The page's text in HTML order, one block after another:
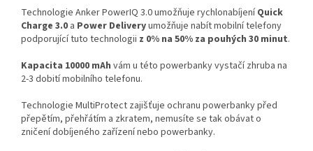
Technologie Anker PowerIQ 3.0 umožňuje rychlonabíjeníQuick
Charge 3.0 a Power Deliveryumožňuje nabít mobilní telefony
podporující tuto technologii z 0% na 50% za pouhých 30 minut.
Kapacita 10000 mAh vám u této powerbanky vystačí zhruba na
2-3 dobití mobilního telefonu.
Technologie MultiProtect zajišťuje ochranu powerbanky před
přepětím, přehřátím a zkratem, nemusíte se tak obávat o
zničení dobíjeného zařízení nebo powerbanky.